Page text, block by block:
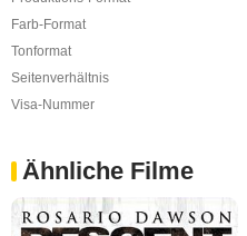
Farb-Format
Tonformat
Seitenverhältnis
Visa-Nummer
Ähnliche Filme